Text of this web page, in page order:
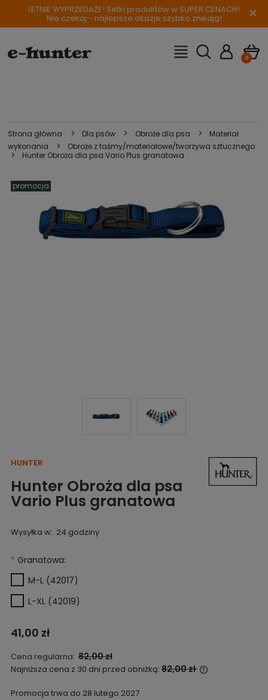
LETNIE WYPRZEDAŻE! Setki produktów w SUPER CENACH!
Nie czekaj - najlepsze okazje szybko znikają! ×
Strona główna > Dla psów > Obroże dla psa >
Materiał
wykonania
> Obroże z taśmy/materiałowe/tworzywa sztucznego
> Hunter Obroża dla psa Vario Plus granatowa
promocja
HUNTER
Hunter Obroża dla psa
Vario Plus granatowa
Wysyłka w: 24 godziny
* Granatowa:
M-L (42017)
L-XL (42019)
41,00 zł
Cena regularna: 82,00 zł
Najniższa cena z 30 dni przed obniżką: 82,00 zł
Promocja trwa do 28 lutego 2027